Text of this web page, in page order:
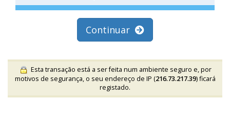
Continuar
Esta transação está a ser feita num ambiente seguro e, por
motivos de segurança, o seu endereço de IP (216.73.217.39) ficará
registado.